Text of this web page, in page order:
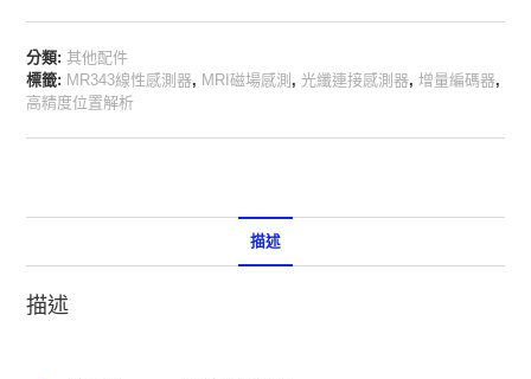
分類:其他配件
標籤: MR343線性感測器, MRI磁場感測 , 光纖連接感測器,增量編碼器,
高精度位置解析
描述
描述